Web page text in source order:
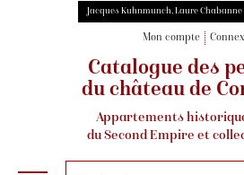
Jacques Kuhnmunch, Laure
Mon compte
Catalogue des
du château de
Appartements
du Second Empire et